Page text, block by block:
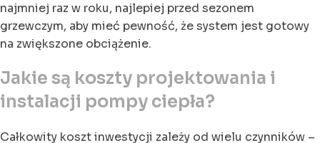
najmniej raz w roku, najlepiej przed sezonem
grzewczym, aby mieć pewność, że system jest gotowy
na zwiększone obciążenie.
Jakie są koszty projektowania i
instalacji pompy ciepła?
Całkowity koszt inwestycji zależy od wielu czynników –